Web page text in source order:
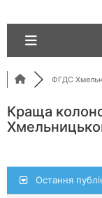
ФГДС
Краща
Остання